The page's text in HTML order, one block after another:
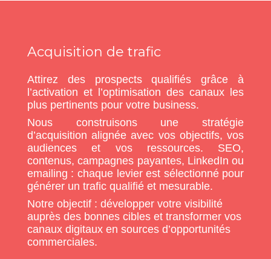
Acquisition de trafic
Attirez des prospects qualifiés grâce à
l’activation et l’optimisation des canaux les
plus pertinents pour votre business.
Nous construisons une stratégie
d’acquisition alignée avec vos objectifs, vos
audiences et vos ressources. SEO,
contenus, campagnes payantes, LinkedIn ou
emailing : chaque levier est sélectionné pour
générer un trafic qualifié et mesurable.
Notre objectif : développer votre visibilité
auprès des bonnes cibles et transformer vos
canaux digitaux en sources d’opportunités
commerciales.